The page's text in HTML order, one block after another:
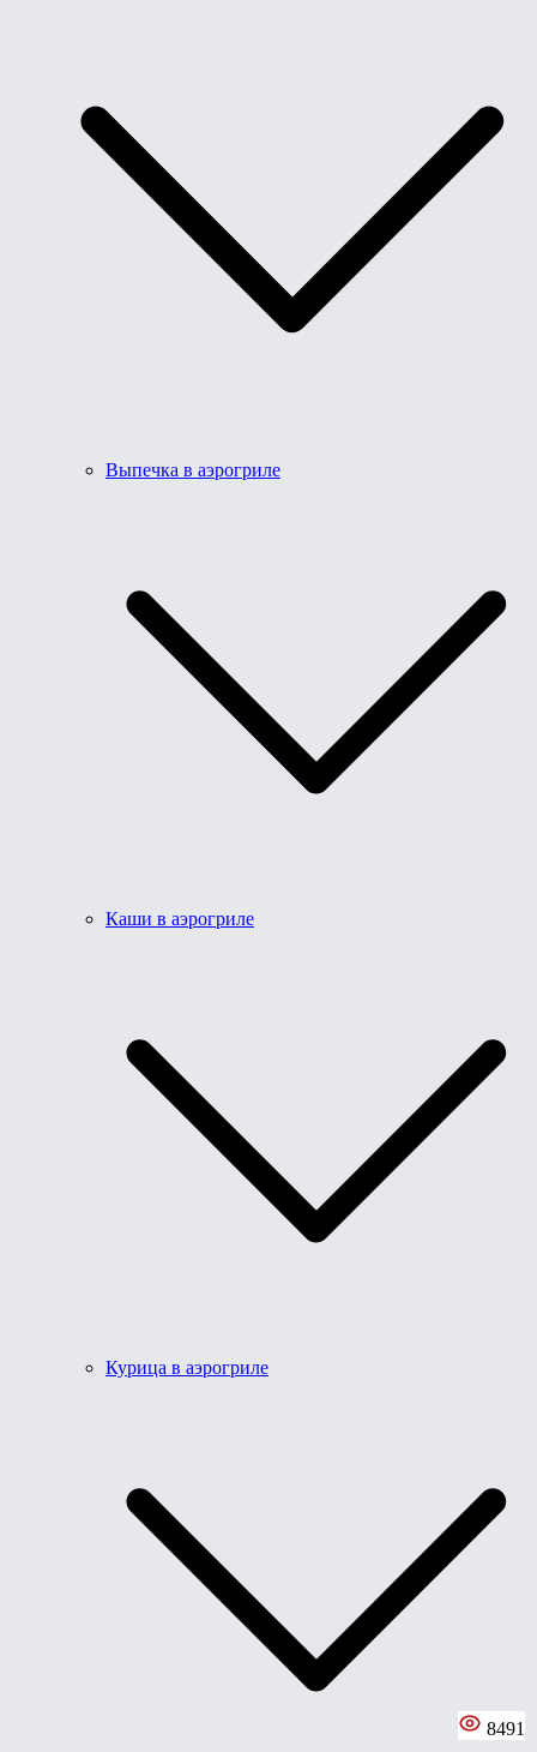
Выпечка в аэрогриле
Каши в аэрогриле
Курица в аэрогриле
8491